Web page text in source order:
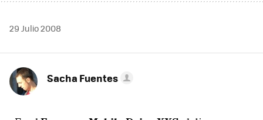
29 Julio 2008
Sacha Fuentes